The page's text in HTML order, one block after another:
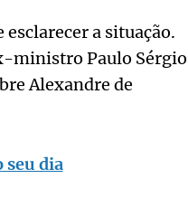
a situação.
ministro Paulo Sérgio
Alexandre de
seu dia